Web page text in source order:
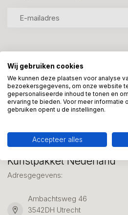
We helpen graag met uw keuze of
ons 7 dagen per week: 06-
Kunstpakket Nederland
Adresgegevens:
Ambachtsweg 46
3542DH Utrecht
Wij gebruiken cookies
We kunnen deze plaatsen voor analyse
bezoekersgegevens, om onze website
gepersonaliseerde inhoud te tonen en
ervaring te bieden. Voor meer informatie
gebruiken opent u de instellingen.
Accepteer alles